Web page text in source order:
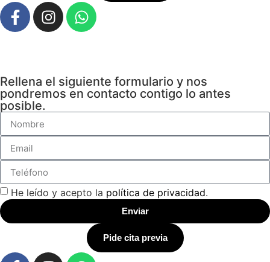
Rellena el siguiente formulario y nos
pondremos en contacto contigo lo antes
posible.
He leído y acepto la política de privacidad.
Enviar
Pide cita previa